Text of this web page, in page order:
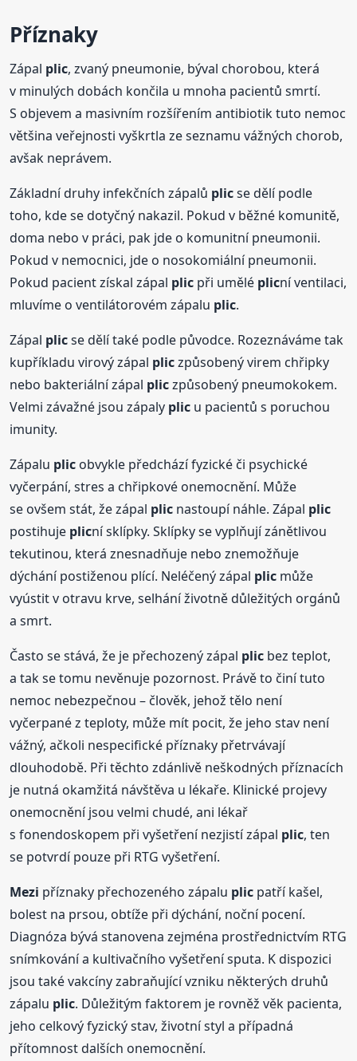
Příznaky
Zápal plic, zvaný pneumonie, býval chorobou, která
v minulých dobách končila u mnoha pacientů smrtí.
S objevem a masivním rozšířením antibiotik tuto nemoc
většina veřejnosti vyškrtla ze seznamu vážných chorob,
avšak neprávem.
Základní druhy infekčních zápalů plicse dělí podle
toho, kde se dotyčný nakazil. Pokud v běžné komunitě,
doma nebo v práci, pak jde o komunitní pneumonii.
Pokud v nemocnici, jde o nosokomiální pneumonii.
Pokud pacient získal zápal plic při umělé plicní ventilaci,
mluvíme o ventilátorovém zápalu plic.
Zápal plicse dělí také podle původce. Rozeznáváme tak
kupříkladu virový zápal pliczpůsobený virem chřipky
nebo bakteriální zápal pliczpůsobený pneumokokem.
Velmi závažné jsou zápaly plic u pacientů s poruchou
imunity.
Zápalu plic obvykle předchází fyzické či psychické
vyčerpání, stres a chřipkové onemocnění. Může
se ovšem stát, že zápal plic nastoupí náhle. Zápal plic
postihuje plicní sklípky. Sklípky se vyplňují zánětlivou
tekutinou, která znesnadňuje nebo znemožňuje
dýchání postiženou plící. Neléčený zápal plic může
vyústit v otravu krve, selhání životně důležitých orgánů
a smrt.
Často se stává, že je přechozený zápal plic bez teplot,
a tak se tomu nevěnuje pozornost. Právě to činí tuto
nemoc nebezpečnou – člověk, jehož tělo není
vyčerpané z teploty, může mít pocit, že jeho stav není
vážný, ačkoli nespecifické příznaky přetrvávají
dlouhodobě. Při těchto zdánlivě neškodných příznacích
je nutná okamžitá návštěva u lékaře. Klinické projevy
onemocnění jsou velmi chudé, ani lékař
s fonendoskopem při vyšetření nezjistí zápal plic, ten
se potvrdí pouze při RTG vyšetření.
Mezi příznaky přechozeného zápalu plic patří kašel,
bolest na prsou, obtíže při dýchání, noční pocení.
Diagnóza bývá stanovena zejména prostřednictvím RTG
snímkování a kultivačního vyšetření sputa. K dispozici
jsou také vakcíny zabraňující vzniku některých druhů
zápalu plic. Důležitým faktorem je rovněž věk pacienta,
jeho celkový fyzický stav, životní styl a případná
přítomnost dalších onemocnění.